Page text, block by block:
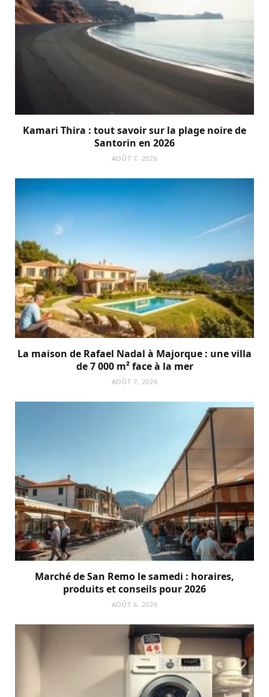
Kamari Thira : tout savoir sur la plage noire de
Santorin en 2026
AOÛT 7, 2026
La maison de Rafael Nadal à Majorque : une villa
de 7 000 m² face à la mer
AOÛT 7, 2026
Marché de San Remo le samedi : horaires,
produits et conseils pour 2026
AOÛT 6, 2026